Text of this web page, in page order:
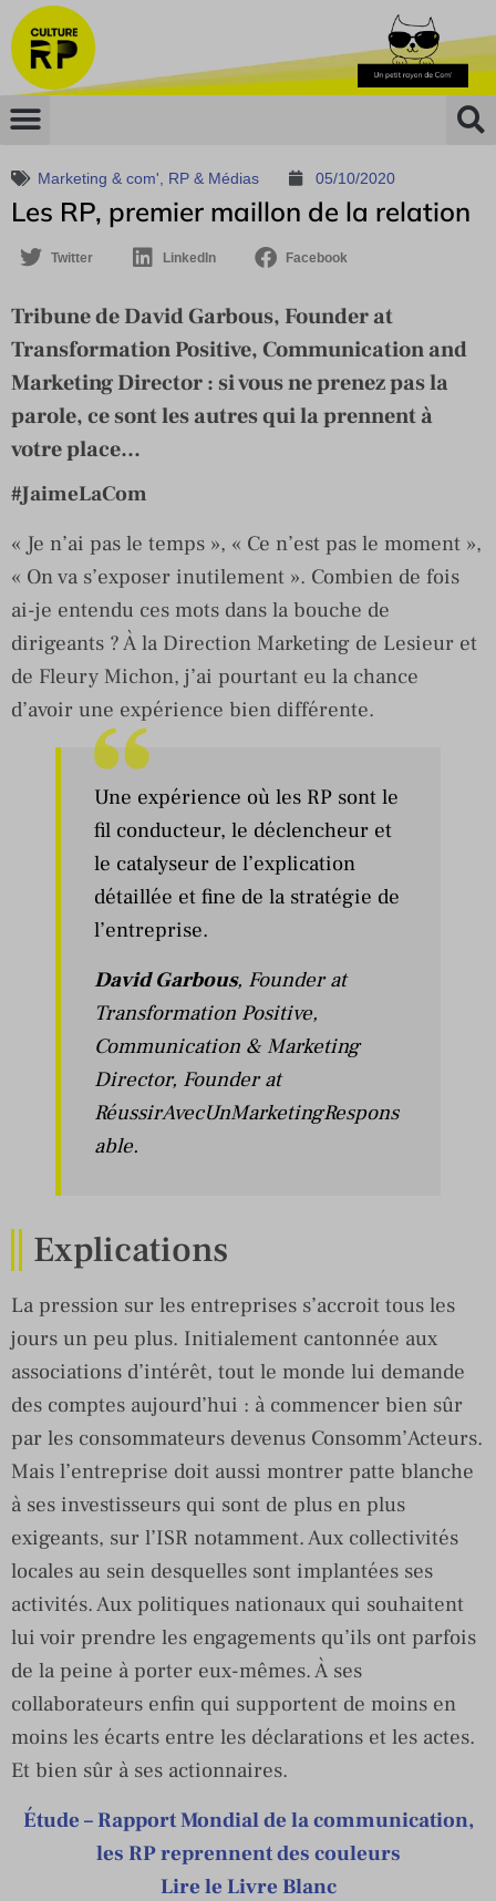
Marketing & com' RP & Médias 05/10/2020
Les RP, premier maillon de la relation
Twitter LinkedIn Facebook
Tribune de David Garbous, Founder at
Transformation Positive, Communication and
Marketing Director : si vous ne prenez pas la
parole, ce sont les autres qui la prennent à
votre place...
#JaimeLaCom
« Je n’ai pas le temps », « Ce n’est pas le moment »,
« On va s’exposer inutilement ». Combien de fois
ai-je entendu ces mots dans la bouche de
dirigeants ? À la Direction Marketing de Lesieur et
de Fleury Michon, j’ai pourtant eu la chance
d’avoir une expérience bien différente.
Une expérience où les RP sont le
fil conducteur, le déclencheur et
le catalyseur de l’explication
détaillée et fine de la stratégie de
l’entreprise.
David Garbous, Founder at
Transformation Positive,
Communication & Marketing
Director, Founder at
RéussirAvecUnMarketingRespons
able.
Explications
La pression sur les entreprises s’accroit tous les
jours un peu plus. Initialement cantonnée aux
associations d’intérêt, tout le monde lui demande
des comptes aujourd’hui : à commencer bien sûr
par les consommateurs devenus Consomm’Acteurs.
Mais l’entreprise doit aussi montrer patte blanche
à ses investisseurs qui sont de plus en plus
exigeants, sur l’ISR notamment. Aux collectivités
locales au sein desquelles sont implantées ses
activités. Aux politiques nationaux qui souhaitent
lui voir prendre les engagements qu’ils ont parfois
de la peine à porter eux-mêmes. À ses
collaborateurs enfin qui supportent de moins en
moins les écarts entre les déclarations et les actes.
Et bien sûr à ses actionnaires.
Étude – Rapport Mondial de la communication,
les RP reprennent des couleurs
Lire le Livre Blanc